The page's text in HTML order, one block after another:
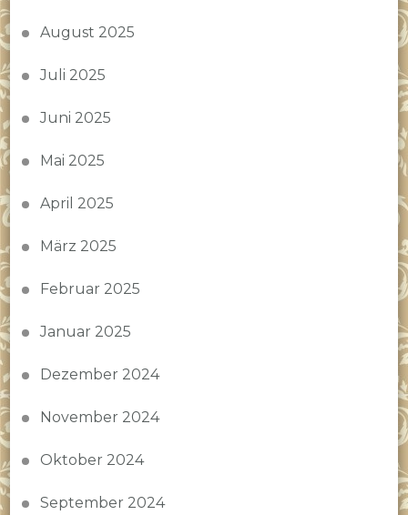
August 2025
Juli 2025
Juni 2025
Mai 2025
April 2025
März 2025
Februar 2025
Januar 2025
Dezember 2024
November 2024
Oktober 2024
September 2024